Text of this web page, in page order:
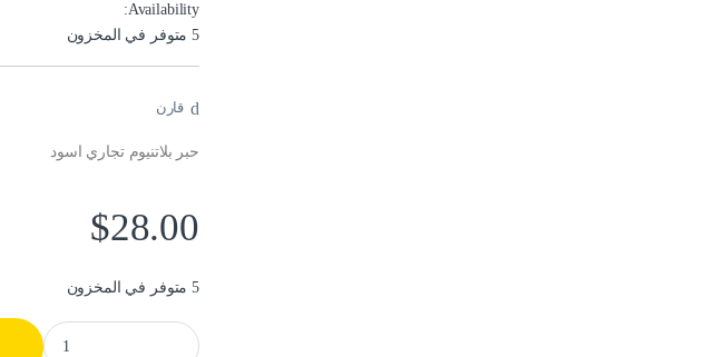
Availability:
5 متوفر في المخزون
قارن
حبر بلاتنيوم تجاري اسود
$28.00
5 متوفر في المخزون
حبر بلاتنيوم اسود HP CF400a/201a BK quantity